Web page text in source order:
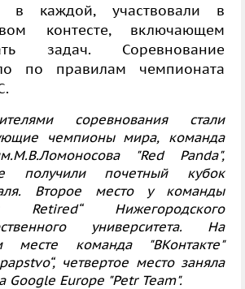
в каждой, участвовали в
контесте, включающем
задач. Соревнование
по правилам чемпионата
соревнования стали
чемпионы мира, команда
"Red Panda",
получили почетный кубок
Второе место у команды
Retired“ Нижегородского
университета. На
месте команда "ВКонтакте"
четвертое место заняла
Google Europe "Petr Team".